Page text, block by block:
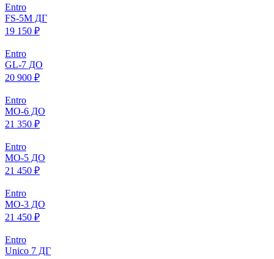
Entro
FS-5M ДГ
19 150 ₽
Entro
GL-7 ДО
20 900 ₽
Entro
МO-6 ДО
21 350 ₽
Entro
МO-5 ДО
21 450 ₽
Entro
МO-3 ДО
21 450 ₽
Entro
Unico 7 ДГ